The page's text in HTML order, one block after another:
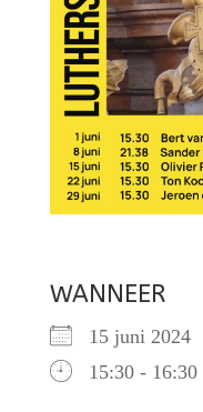
WANNEER
15 juni 2024
15:30 - 16:30